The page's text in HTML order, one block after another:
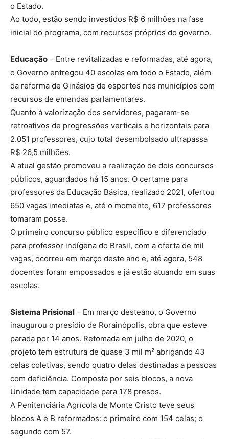
o Estado.
Ao todo, estão sendo investidos R$ 6 milhões na fase
inicial do programa, com recursos próprios do governo.
Educação – Entre revitalizadas e reformadas, até agora,
o Governo entregou 40 escolas em todo o Estado, além
da reforma de Ginásios de esportes nos municípios com
recursos de emendas parlamentares.
Quanto à valorização dos servidores, pagaram-se
retroativos de progressões verticais e horizontais para
2.051 professores, cujo total desembolsado ultrapassa
R$ 26,5 milhões.
A atual gestão promoveu a realização de dois concursos
públicos, aguardados há 15 anos. O certame para
professores da Educação Básica, realizado 2021, ofertou
650 vagas imediatas e, até o momento, 617 professores
tomaram posse.
O primeiro concurso público específico e diferenciado
para professor indígena do Brasil, com a oferta de mil
vagas, ocorreu em março deste ano e, até agora, 548
docentes foram empossados e já estão atuando em suas
escolas.
Sistema Prisional – Em março desteano, o Governo
inaugurou o presídio de Rorainópolis, obra que esteve
parada por 14 anos. Retomada em julho de 2020, o
projeto tem estrutura de quase 3 mil m² abrigando 43
celas coletivas, sendo quatro delas destinadas a pessoas
com deficiência. Composta por seis blocos, a nova
Unidade tem capacidade para 178 presos.
A Penitenciária Agrícola de Monte Cristo teve seus
blocos A e B reformados: o primeiro com 154 celas; o
segundo com 57.